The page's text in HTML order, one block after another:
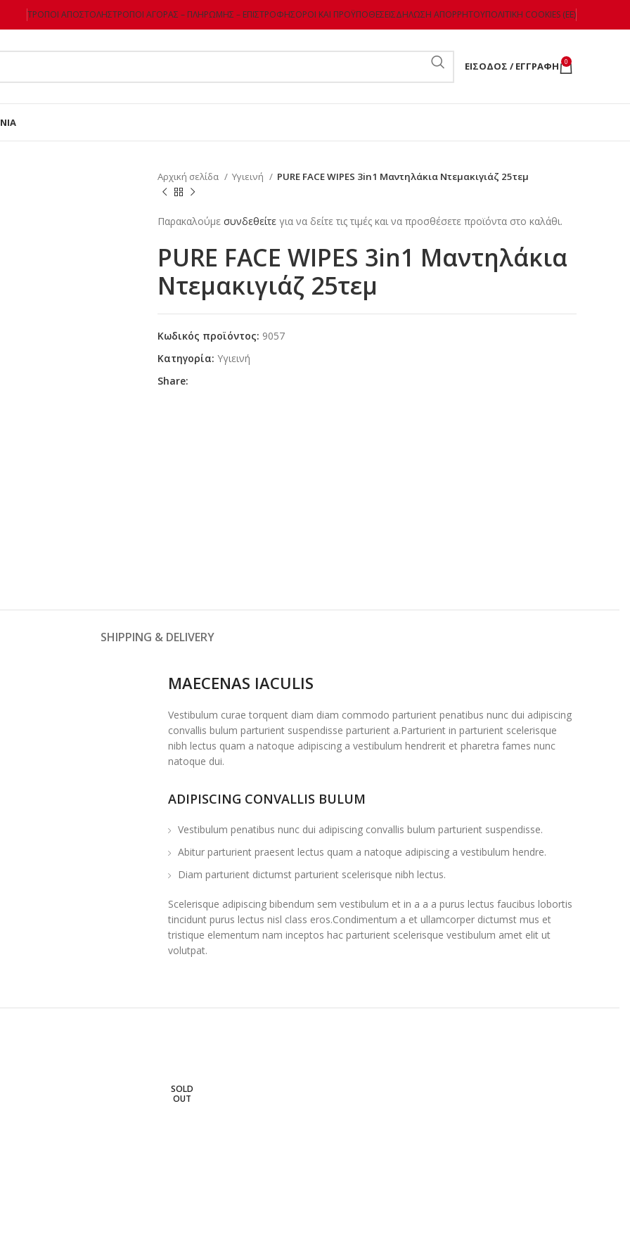
ΤΡΌΠΟΙ ΑΠΟΣΤΟΛΉΣΤΡΌΠΟΙ ΑΓΟΡΆΣ – ΠΛΗΡΩΜΉΣ – ΕΠΙΣΤΡΌΦΗΣΌΡΟΙ ΚΑΙ ΠΡΟΫΠΟΘΈΣΕΙΣΔΉΛΩΣΗ ΑΠΟΡΡΉΤΟΥΠΟΛΙΤΙΚΉ COOKIES (ΕΕ)
ΕΊΣΟΔΟΣ / ΕΓΓΡΑΦΉ 0
Αρχική σελίδα Υγιεινή PURE FACE WIPES 3in1 Μαντηλάκια Ντεμακιγιάζ 25τεμ
Παρακαλούμε συνδεθείτε για να δείτε τις τιμές και να προσθέσετε προϊόντα στο καλάθι.
PURE FACE WIPES 3in1 Μαντηλάκια
Ντεμακιγιάζ 25τεμ
Κωδικός προϊόντος: 9057
Κατηγορία: Υγιεινή
Share:
SHIPPING & DELIVERY
MAECENAS IACULIS
Vestibulum curae torquent diam diam commodo parturient penatibus nunc dui adipiscing
convallis bulum parturient suspendisse parturient a.Parturient in parturient scelerisque
nibh lectus quam a natoque adipiscing a vestibulum hendrerit et pharetra fames nunc
natoque dui.
ADIPISCING CONVALLIS BULUM
Vestibulum penatibus nunc dui adipiscing convallis bulum parturient suspendisse.
Abitur parturient praesent lectus quam a natoque adipiscing a vestibulum hendre.
Diam parturient dictumst parturient scelerisque nibh lectus.
Scelerisque adipiscing bibendum sem vestibulum et in a a a purus lectus faucibus lobortis
tincidunt purus lectus nisl class eros.Condimentum a et ullamcorper dictumst mus et
tristique elementum nam inceptos hac parturient scelerisque vestibulum amet elit ut
volutpat.
SOLD
OUT